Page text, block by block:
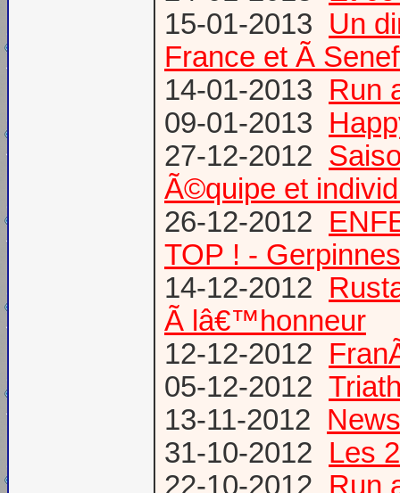
15-01-2013 Un
France et Ã
14-01-2013 Run
09-01-2013
27-12-2012
Ã©quipe et
26-12-2012
TOP ! - Gerpinnes
14-12-2012
Ã lâ€™honneur
12-12-2012
05-12-2012
13-11-2012
31-10-2012 Les
22-10-2012 Run